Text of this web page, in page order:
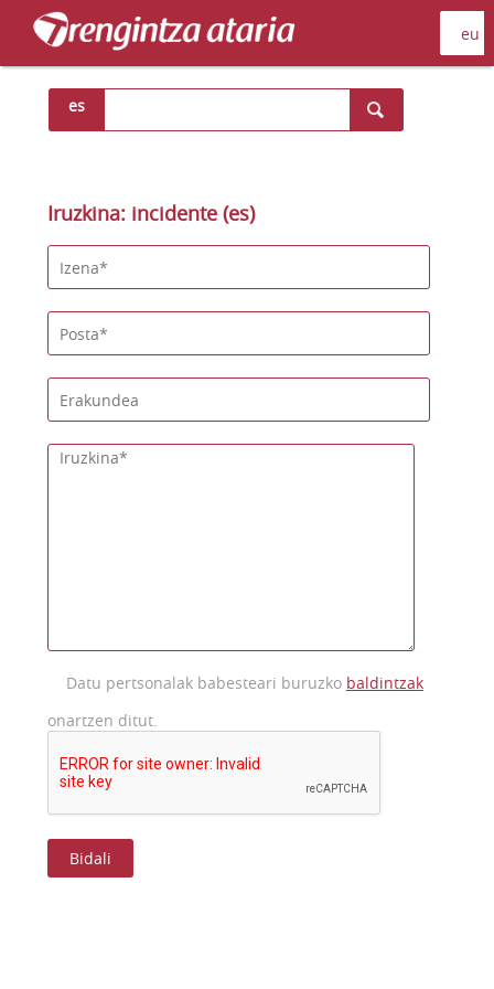
es
Iruzkina: incidente (es)
Datu pertsonalak babesteari buruzko baldintzak
onartzen ditut.